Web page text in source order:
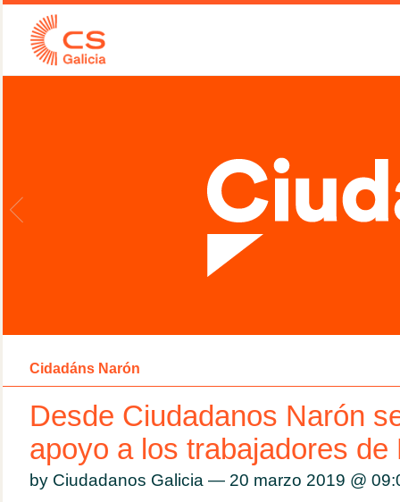
Cidadáns Narón
Desde Ciudadanos Narón
apoyo a los trabajadores de
by Ciudadanos Galicia — 20 marzo 2019 @